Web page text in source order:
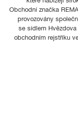
Obchodní značka
provozovány
se sídlem Hvězdova
obchodním rejstříku